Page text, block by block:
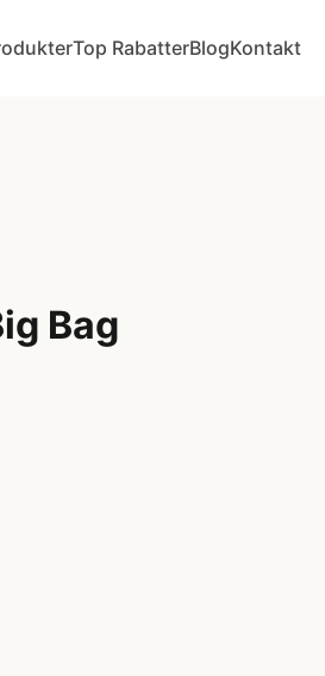
Top RabatterBlogKontakt
Bag